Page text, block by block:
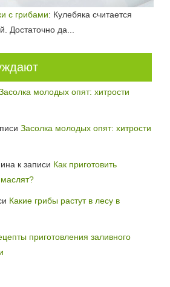
с грибами: Кулебяка считается
Достаточно да...
молодых опят: хитрости
Засолка молодых опят: хитрости
к записи Как приготовить
Какие грибы растут в лесу в
приготовления заливного